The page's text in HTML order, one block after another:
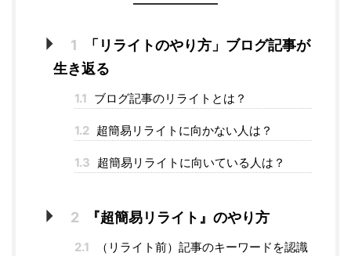
1
「リライトのやり方」ブログ記事が
生き返る
1.1 ブログ記事のリライトとは？
1.2 超簡易リライトに向かない人は？
1.3 超簡易リライトに向いている人は？
2 『超簡易リライト』のやり方
2.1 （リライト前）記事のキーワードを認識